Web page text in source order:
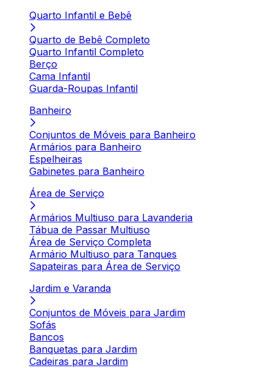
Quarto Infantil e Bebê
Quarto de Bebê Completo
Quarto Infantil Completo
Berço
Cama Infantil
Guarda-Roupas Infantil
Banheiro
Conjuntos de Móveis para Banheiro
Armários para Banheiro
Espelheiras
Gabinetes para Banheiro
Área de Serviço
Armários Multiuso para Lavanderia
Tábua de Passar Multiuso
Área de Serviço Completa
Armário Multiuso para Tanques
Sapateiras para Área de Serviço
Jardim e Varanda
Conjuntos de Móveis para Jardim
Sofás
Bancos
Banquetas para Jardim
Cadeiras para Jardim